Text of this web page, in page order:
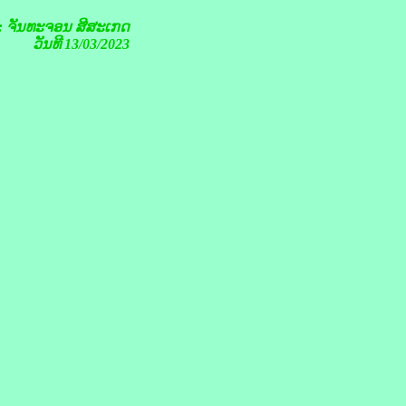
ຈັນທະ​ຈອນ ສີສະ​ເກດ
ວັນທີ 13/03/2023